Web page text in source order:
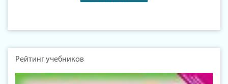
Рейтинг учебников